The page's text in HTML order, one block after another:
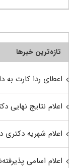
تازه‌ترین خبرها
اعطای ردا کارت به
اعلام نتایج نهایی
اعلام شهریه دکتری
اعلام اسامی